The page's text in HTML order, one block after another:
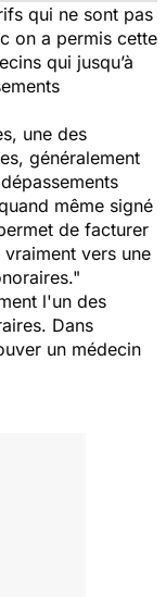
qui ne sont pas
on a permis cette
qui jusqu’à
une des
généralement
même signé
de facturer
vers une
l'un des
Dans
un médecin